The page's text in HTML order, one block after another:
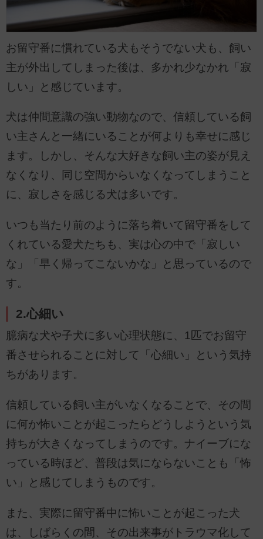
お留守番に慣れている犬もそうでない犬も、飼い
主が外出してしまった後は、多かれ少なかれ「寂
しい」と感じています。
犬は仲間意識の強い動物なので、信頼している飼
い主さんと一緒にいることが何よりも幸せに感じ
ます。しかし、そんな大好きな飼い主の姿が見え
なくなり、同じ空間からいなくなってしまうこと
に、寂しさを感じる犬は多いです。
いつも当たり前のように落ち着いて留守番をして
くれている愛犬たちも、実は心の中で「寂しい
な」「早く帰ってこないかな」と思っているので
す。
2.心細い
臆病な犬や子犬に多い心理状態に、1匹でお留守
番させられることに対して「心細い」という気持
ちがあります。
信頼している飼い主がいなくなることで、その間
に何か怖いことが起こったらどうしようという気
持ちが大きくなってしまうのです。ナイーブにな
っている時ほど、普段は気にならないことも「怖
い」と感じてしまうものです。
また、実際に留守番中に怖いことが起こった犬
は、しばらくの間、その出来事がトラウマ化して